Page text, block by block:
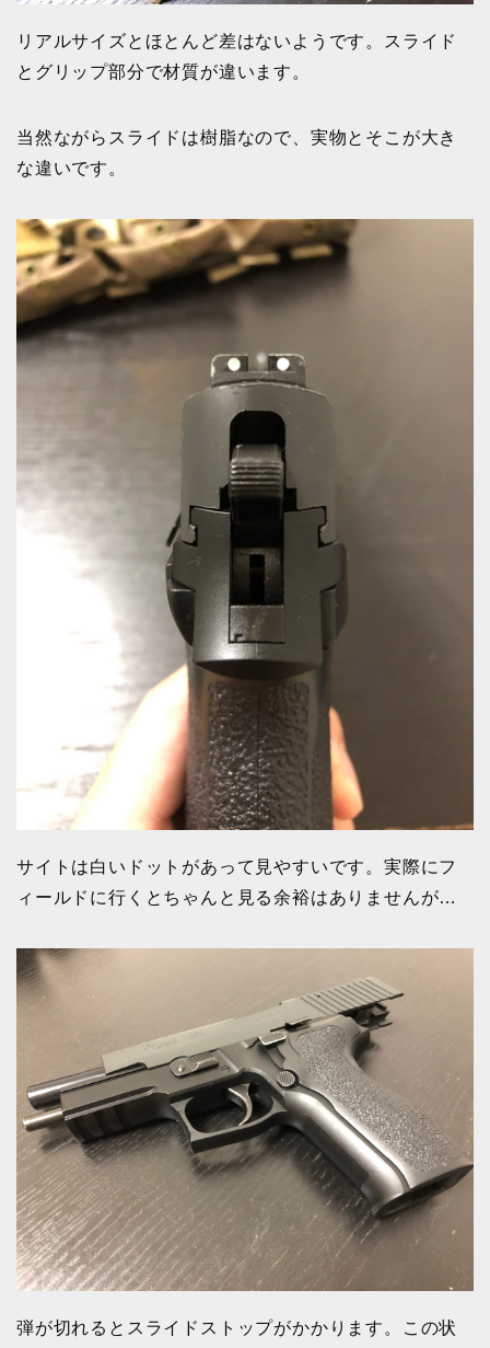
リアルサイズとほとんど差はないようです。スライド
とグリップ部分で材質が違います。
当然ながらスライドは樹脂なので、実物とそこが大き
な違いです。
サイトは白いドットがあって見やすいです。実際にフ
ィールドに行くとちゃんと見る余裕はありませんが…
弾が切れるとスライドストップがかかります。この状